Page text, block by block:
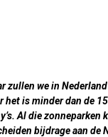
zullen we in
het is minder dan de
Al die zonneparken
bijdrage aan de